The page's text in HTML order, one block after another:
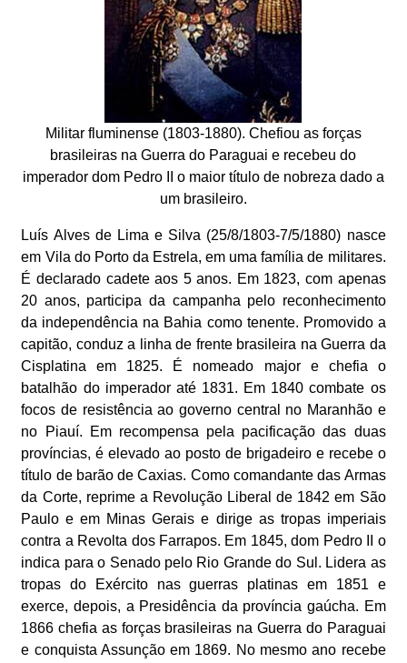
Militar fluminense (1803-1880). Chefiou as forças
brasileiras na Guerra do Paraguai e recebeu do
imperador dom Pedro II o maior título de nobreza dado a
um brasileiro.
Luís Alves de Lima e Silva (25/8/1803-7/5/1880) nasce
em Vila do Porto da Estrela, em uma família de militares.
É declarado cadete aos 5 anos. Em 1823, com apenas
20 anos, participa da campanha pelo reconhecimento
da independência na Bahia como tenente. Promovido a
capitão, conduz a linha de frente brasileira na Guerra da
Cisplatina em 1825. É nomeado major e chefia o
batalhão do imperador até 1831. Em 1840 combate os
focos de resistência ao governo central no Maranhão e
no Piauí. Em recompensa pela pacificação das duas
províncias, é elevado ao posto de brigadeiro e recebe o
título de barão de Caxias. Como comandante das Armas
da Corte, reprime a Revolução Liberal de 1842 em São
Paulo e em Minas Gerais e dirige as tropas imperiais
contra a Revolta dos Farrapos. Em 1845, dom Pedro II o
indica para o Senado pelo Rio Grande do Sul. Lidera as
tropas do Exército nas guerras platinas em 1851 e
exerce, depois, a Presidência da província gaúcha. Em
1866 chefia as forças brasileiras na Guerra do Paraguai
e conquista Assunção em 1869. No mesmo ano recebe